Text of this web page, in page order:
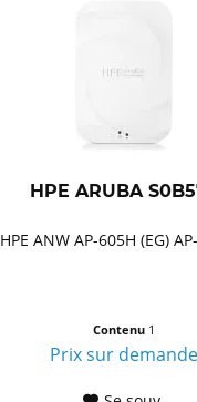
HPE ARUBA
HPE ANW AP-605H (EG)
Contenu 1
Prix sur demande